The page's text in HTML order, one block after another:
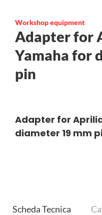
Workshop equipment
Adapter for
Yamaha for
pin
Adapter for
diameter 19 mm
Scheda Tecnica